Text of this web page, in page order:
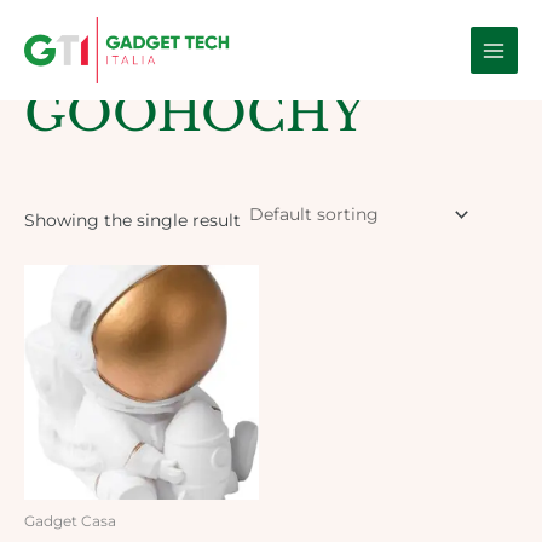
Main
Home / Products tagged “GOOHOCHY”
GOOHOCHY
Showing the single result
Gadget Casa